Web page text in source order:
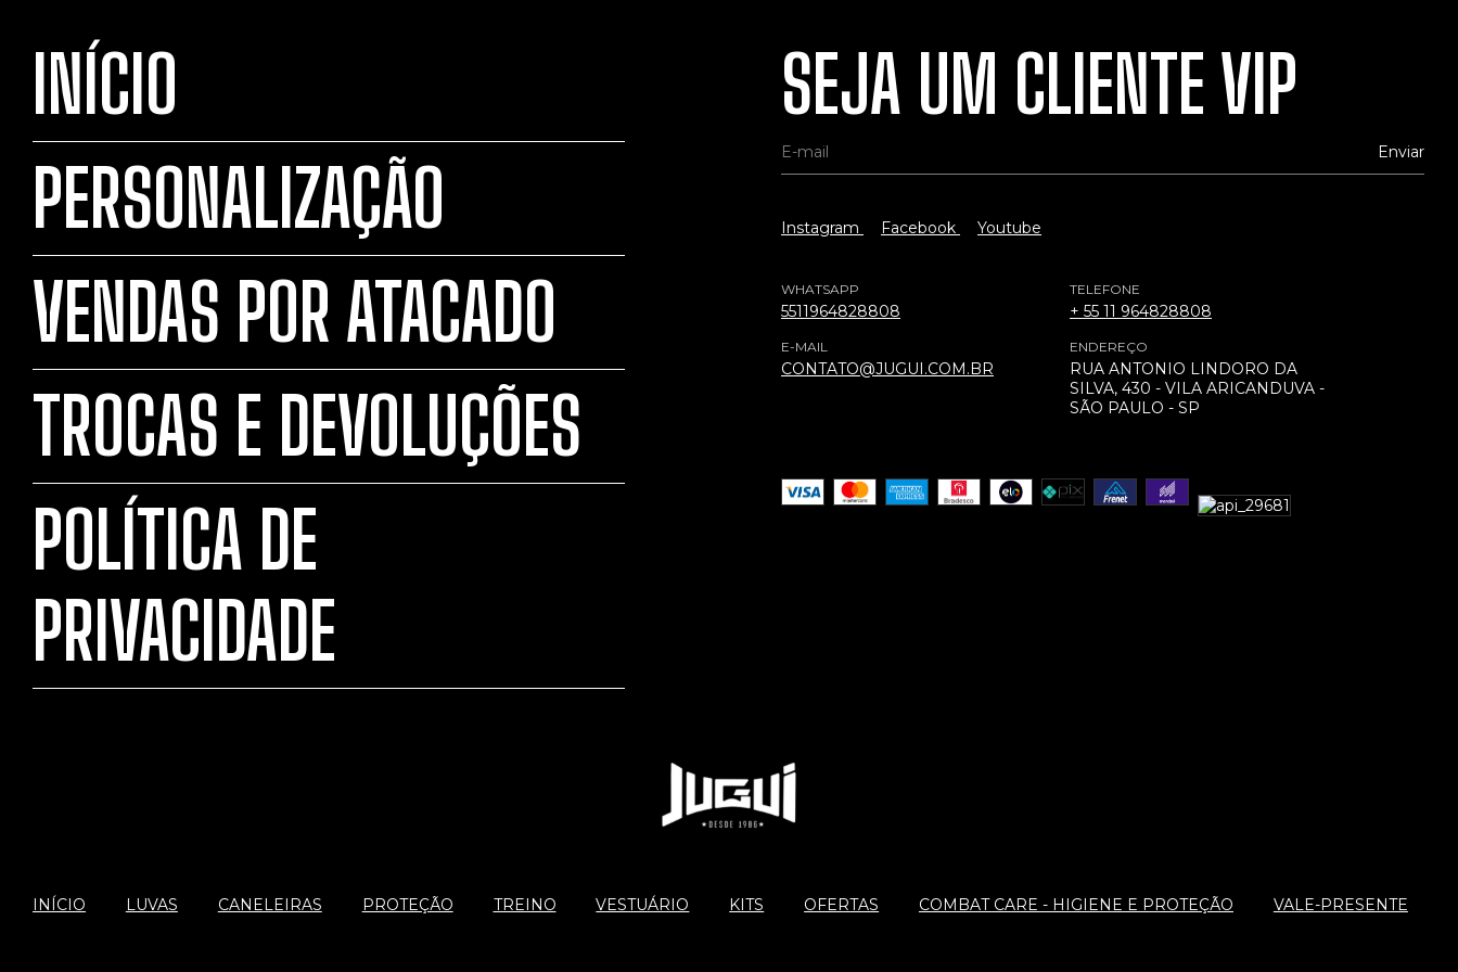
INÍCIO
PERSONALIZAÇÃO
VENDAS POR ATACADO
TROCAS E DEVOLUÇÕES
POLÍTICA DE
PRIVACIDADE
SEJA UM CLIENTE VIP
Instagram Facebook Youtube
WHATSAPP
5511964828808
TELEFONE
+ 55 11 964828808
E-MAIL
CONTATO@JUGUI.COM.BR
ENDEREÇO
RUA ANTONIO LINDORO DA
SILVA, 430 - VILA ARICANDUVA -
SÃO PAULO - SP
INÍCIO LUVAS CANELEIRAS PROTEÇÃO TREINO VESTUÁRIO KITS OFERTAS COMBAT CARE - HIGIENE E PROTEÇÃO VALE-PRESENTE